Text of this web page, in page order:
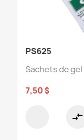
PS625
Sachets de
7,50 $
compare_arrows